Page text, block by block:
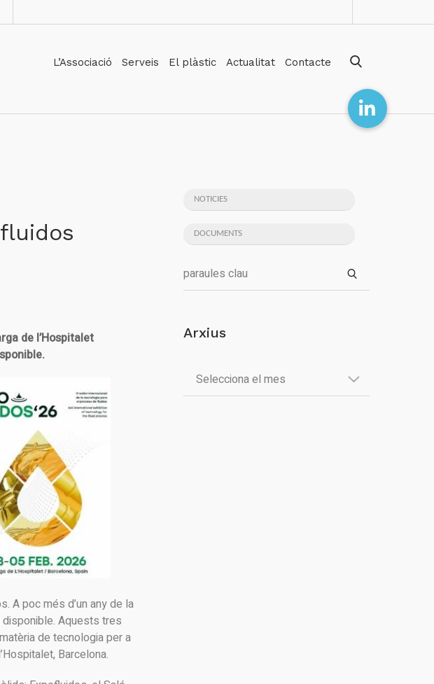
L’Associació Serveis El plàstic Actualitat Contacte
de l’Hospitalet
A poc més d’un any de la
disponible. Aquests tres
de tecnologia per a
Barcelona.
NOTICIES
DOCUMENTS
Arxius